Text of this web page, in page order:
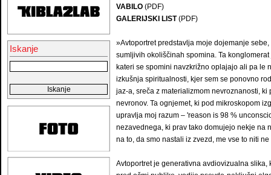
Iskanje
VABILO (PDF)
GALERIJSKI LIST(PDF)
»Avtoportret predstavlja moje dojemanje
sumljivih okoliščinah spomina. Ta
kateri se spomini navzkrižno oplajajo ali pa le
izkušnja spiritualnosti, kjer sem se ponovno
jaz-a, sreča z materializmom nevroznanosti,
nevronov. Ta ognjemet, ki pod mikroskopom
upravlja moj razum – 'reason is 98 %
nezavednega, ki prav tako domujejo nekje
na to, da smo nastali iz zvezd, me vse to niti
Avtoportret je generativna avdiovizualna